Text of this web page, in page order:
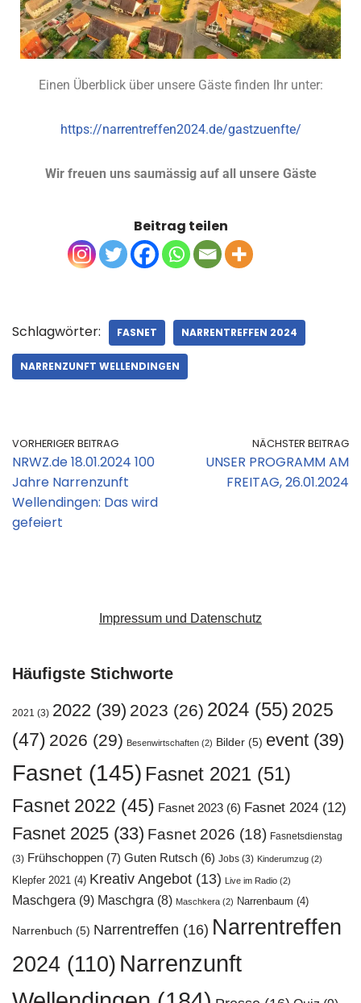
Einen Überblick über unsere Gäste finden Ihr unter:
https://narrentreffen2024.de/gastzuenfte/
Wir freuen uns saumässig auf all unsere Gäste
Beitrag teilen
Schlagwörter: FASNET NARRENTREFFEN 2024
NARRENZUNFT WELLENDINGEN
VORHERIGER BEITRAG
NRWZ.de 18.01.2024 100
Jahre Narrenzunft
Wellendingen: Das wird
gefeiert
NÄCHSTER BEITRAG
UNSER PROGRAMM AM
FREITAG, 26.01.2024
Impressum und Datenschutz
Häufigste Stichworte
2021 (3) 2022 (39) 2023 (26) 2024 (55) 2025
(47) 2026 (29) Besenwirtschaften (2) Bilder (5) event (39)
Fasnet (145) Fasnet 2021 (51)
Fasnet 2022 (45) Fasnet 2023 (6) Fasnet 2024 (12)
Fasnet 2025 (33) Fasnet 2026 (18) Fasnetsdienstag
(3) Frühschoppen (7) Guten Rutsch (6) Jobs (3) Kinderumzug (2)
Klepfer 2021 (4) Kreativ Angebot (13) Live im Radio (2)
Maschgera (9) Maschgra (8) Maschkera (2) Narrenbaum (4)
Narrenbuch (5) Narrentreffen (16) Narrentreffen
2024 (110) Narrenzunft